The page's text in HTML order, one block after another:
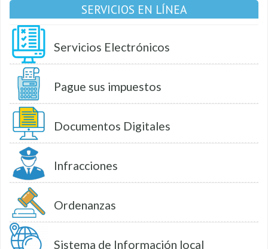
SERVICIOS EN LÍNEA
Servicios Electrónicos
Pague sus impuestos
Documentos Digitales
Infracciones
Ordenanzas
Sistema de Información local